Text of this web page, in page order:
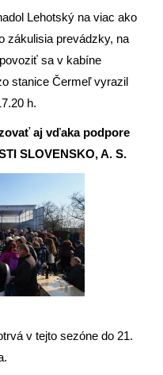
Lehotský na viac ako
zákulisia prevádzky, na
sa v kabíne
stanice Čermeľ vyrazil
h.
aj vďaka podpore
SLOVENSKO, A. S.
v tejto sezóne do 21.